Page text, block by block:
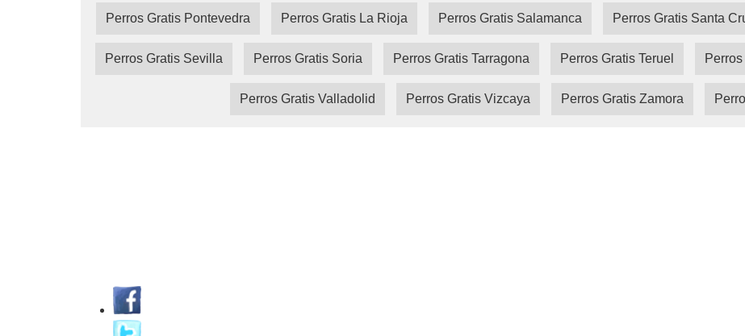
Perros Gratis Pontevedra Perros Gratis La Rioja Perros Gratis Salamanca Perros Gratis Santa
Perros Gratis Sevilla Perros Gratis Soria Perros Gratis Tarragona Perros Gratis Teruel
Perros Gratis Valladolid Perros Gratis Vizcaya Perros Gratis Zamora